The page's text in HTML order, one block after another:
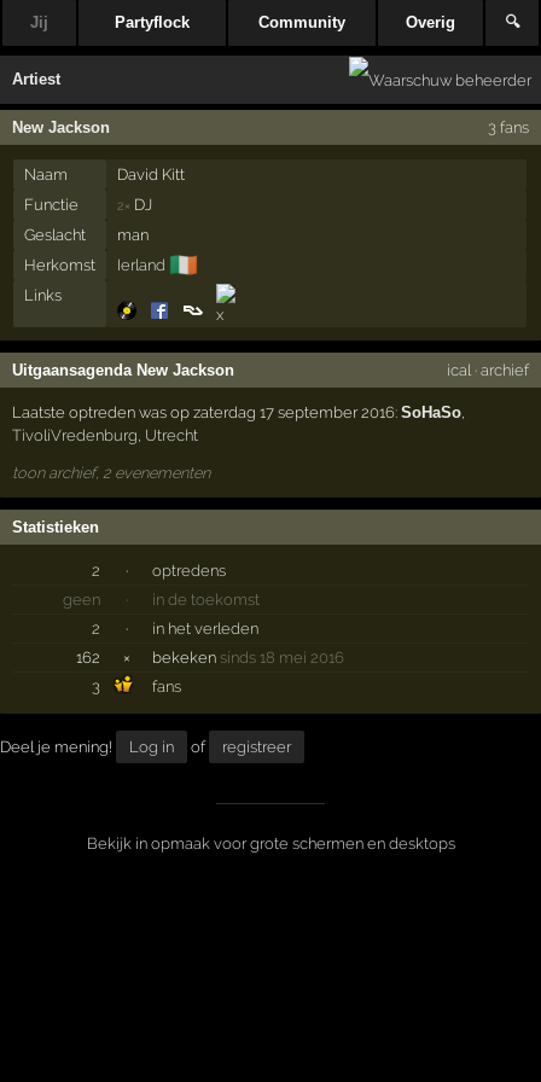
Jij Partyflock Community Overig 🔍
Artiest
New Jackson 3 fans
Naam
David Kitt
Functie
2× DJ
Geslacht
man
Herkomst
Ierland 🇮🇪
Links
Uitgaansagenda New Jackson ical· archief
Laatste optreden was op zaterdag 17 september 2016:SoHaSo
TivoliVredenburg Utrecht
toon archief, 2 evenementen
Statistieken
2 ·
optredens
geen
·
in de toekomst
2
·
in het verleden
162
× bekeken sinds 18 mei 2016
3
fans
Deel je mening! Log in of registreer
Bekijk in opmaak voor grote schermen en desktops